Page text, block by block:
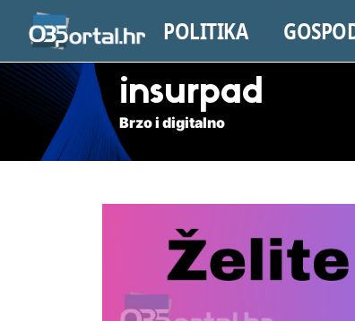
POLITIKA
insurpad
Brzo i digitalno